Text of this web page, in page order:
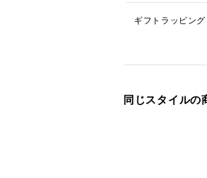
ギフトラッピング
同じスタイルの